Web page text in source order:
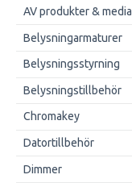
AV produkter & media
Belysningarmaturer
Belysningsstyrning
Belysningstillbehör
Chromakey
Datortillbehör
Dimmer